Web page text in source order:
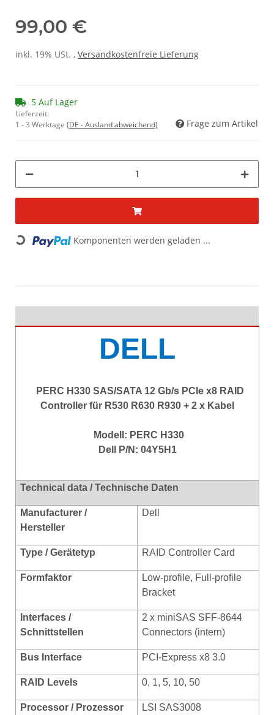
99,00 €
inkl. 19% USt. , Versandkostenfreie Lieferung
5 Auf Lager
Lieferzeit:
1 - 3 Werktage (DE - Ausland abweichend) Frage zum Artikel
Loading... Komponenten werden geladen ...
DELL
PERC H330 SAS/SATA 12 Gb/s PCIe x8 RAID
Controller für R530 R630 R930 + 2 x Kabel
Modell: PERC H330
Dell P/N: 04Y5H1
Technical data / Technische Daten
Manufacturer /
Hersteller
Dell
Type / Gerätetyp RAID Controller Card
Formfaktor
Low-profile, Full-profile
Bracket
Interfaces /
Schnittstellen
2 x miniSAS SFF-8644
Connectors (intern)
Bus Interface PCI-Express x8 3.0
RAID Levels 0, 1, 5, 10, 50
Processor / Prozessor LSI SAS3008